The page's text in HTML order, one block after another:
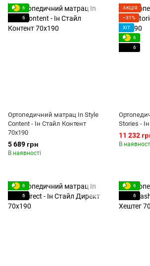
6
6
Ортопедичний матрац In Style
Content - Ін Стайл Контент
70x190
5 689 грн
В наявності
АКЦІЯ
−31%
ХІТ
6
6
Stories -
11 232
В
6
6
6
6